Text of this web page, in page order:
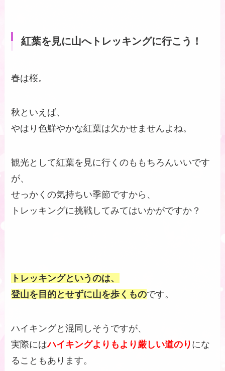
紅葉を見に山へトレッキングに行こう！
春は桜。
秋といえば、
やはり色鮮やかな紅葉は欠かせませんよね。
観光として紅葉を見に行くのももちろんいいです
が、
せっかくの気持ちい季節ですから、
トレッキングに挑戦してみてはいかがですか？
トレッキングというのは、
登山を目的とせずに山を歩くものです。
ハイキングと混同しそうですが、
実際にはハイキングよりもより厳しい道のり にな
ることもあります。